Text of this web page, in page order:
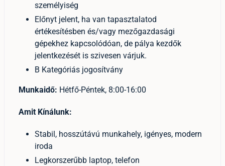
személyiség
Előnyt jelent, ha van tapasztalatod
értékesítésben és/vagy mezőgazdasági
gépekhez kapcsolódóan, de pálya kezdők
jelentkezését is szivesen várjuk.
B Kategóriás jogosítvány
Munkaidő: Hétfő-Péntek, 8:00-16:00
Amit Kínálunk:
Stabil, hosszútávú munkahely, igényes, modern
iroda
Legkorszerűbb laptop, telefon